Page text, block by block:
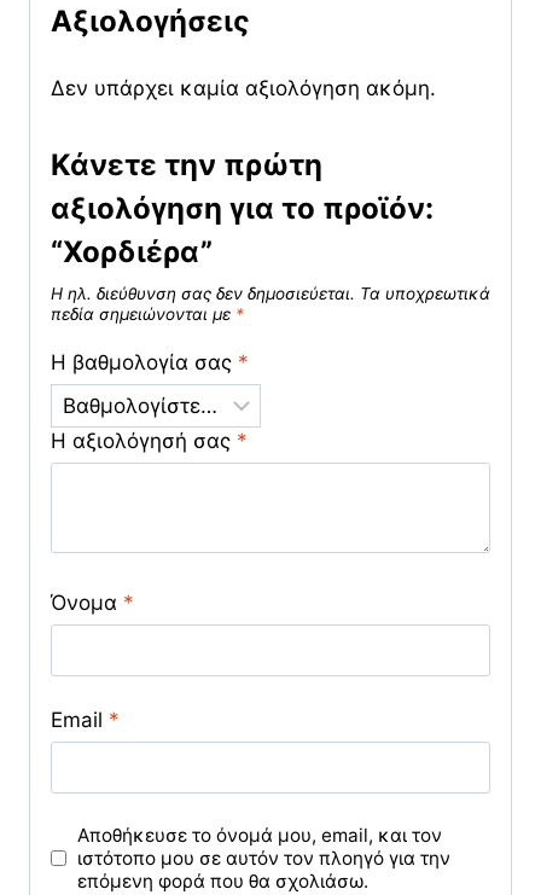
Αξιολογήσεις
Δεν υπάρχει καμία αξιολόγηση ακόμη.
Κάνετε την πρώτη
αξιολόγηση για το προϊόν:
“Χορδιέρα”
Η ηλ. διεύθυνση σας δεν δημοσιεύεται. Τα υποχρεωτικά
πεδία σημειώνονται με *
Η βαθμολογία σας *
Η αξιολόγησή σας *
Όνομα *
Email *
Αποθήκευσε το όνομά μου, email, και τον
ιστότοπο μου σε αυτόν τον πλοηγό για την
επόμενη φορά που θα σχολιάσω.